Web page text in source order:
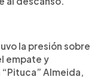
la presión sobre
empate y
Almeida,